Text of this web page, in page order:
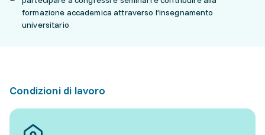
formazione accademica attraverso l’insegnamento
universitario
Condizioni di lavoro